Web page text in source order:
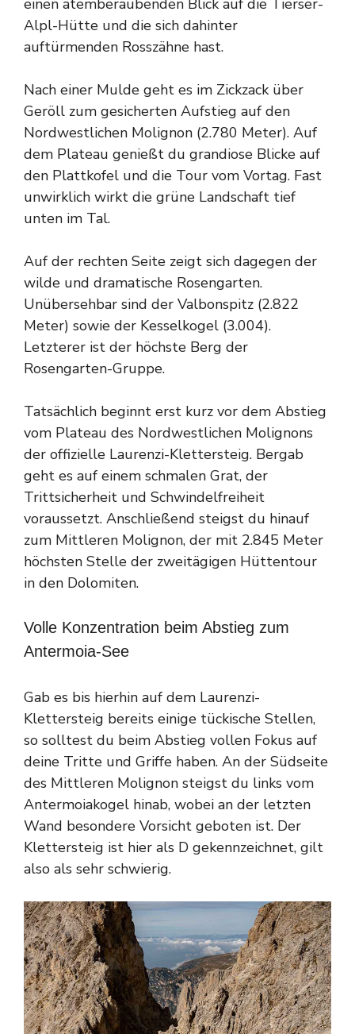
einen atemberaubenden Blick auf die Tierser-
Alpl-Hütte und die sich dahinter
auftürmenden Rosszähne hast.
Nach einer Mulde geht es im Zickzack über
Geröll zum gesicherten Aufstieg auf den
Nordwestlichen Molignon (2.780 Meter). Auf
dem Plateau genießt du grandiose Blicke auf
den Plattkofel und die Tour vom Vortag. Fast
unwirklich wirkt die grüne Landschaft tief
unten im Tal.
Auf der rechten Seite zeigt sich dagegen der
wilde und dramatische Rosengarten.
Unübersehbar sind der Valbonspitz (2.822
Meter) sowie der Kesselkogel (3.004).
Letzterer ist der höchste Berg der
Rosengarten-Gruppe.
Tatsächlich beginnt erst kurz vor dem Abstieg
vom Plateau des Nordwestlichen Molignons
der offizielle Laurenzi-Klettersteig. Bergab
geht es auf einem schmalen Grat, der
Trittsicherheit und Schwindelfreiheit
voraussetzt. Anschließend steigst du hinauf
zum Mittleren Molignon, der mit 2.845 Meter
höchsten Stelle der zweitägigen Hüttentour
in den Dolomiten.
Volle Konzentration beim Abstieg zum
Antermoia-See
Gab es bis hierhin auf dem Laurenzi-
Klettersteig bereits einige tückische Stellen,
so solltest du beim Abstieg vollen Fokus auf
deine Tritte und Griffe haben. An der Südseite
des Mittleren Molignon steigst du links vom
Antermoiakogel hinab, wobei an der letzten
Wand besondere Vorsicht geboten ist. Der
Klettersteig ist hier als D gekennzeichnet, gilt
also als sehr schwierig.